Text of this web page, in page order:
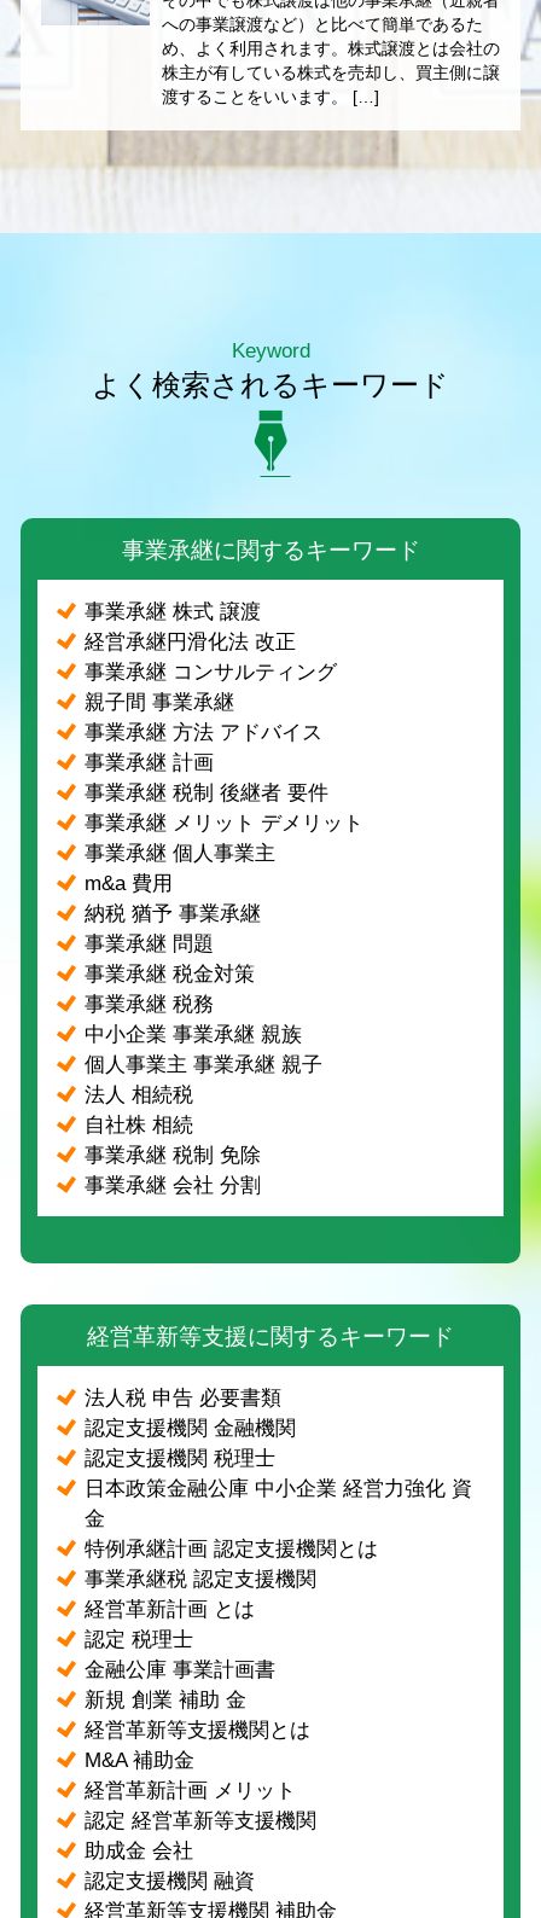
への事業譲渡など）と比べて簡単であるた
め、よく利用されます。株式譲渡とは会社の
株主が有している株式を売却し、買主側に譲
渡することをいいます。 […]
Keyword
よく検索されるキーワード
事業承継に関するキーワード
事業承継 株式 譲渡
経営承継円滑化法 改正
事業承継 コンサルティング
親子間 事業承継
事業承継 方法 アドバイス
事業承継 計画
事業承継 税制 後継者 要件
事業承継 メリット デメリット
事業承継 個人事業主
m&a 費用
納税 猶予 事業承継
事業承継 問題
事業承継 税金対策
事業承継 税務
中小企業 事業承継 親族
個人事業主 事業承継 親子
法人 相続税
自社株 相続
事業承継 税制 免除
事業承継 会社 分割
経営革新等支援に関するキーワード
法人税 申告 必要書類
認定支援機関 金融機関
認定支援機関 税理士
日本政策金融公庫 中小企業 経営力強化 資
金
特例承継計画 認定支援機関とは
事業承継税 認定支援機関
経営革新計画 とは
認定 税理士
金融公庫 事業計画書
新規 創業 補助 金
経営革新等支援機関とは
M&A 補助金
経営革新計画 メリット
認定 経営革新等支援機関
助成金 会社
認定支援機関 融資
経営革新等支援機関 補助金